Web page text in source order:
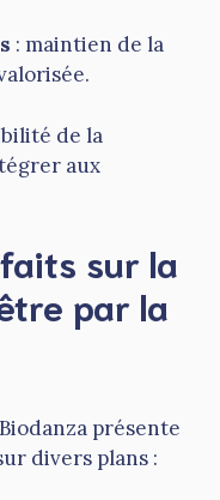
: maintien de la
de la
aux
sur la
par la
présente
divers plans :